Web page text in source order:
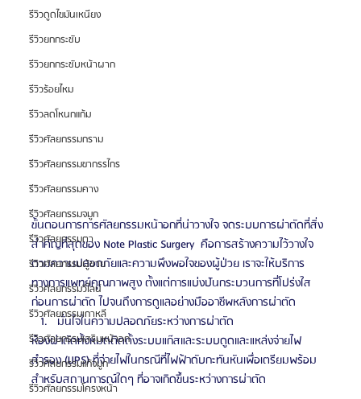
รีวิวดูดไขมันเหนียง
รีวิวยกกระชับ
รีวิวยกกระชับหน้าผาก
รีวิวร้อยไหม
รีวิวลดโหนกแก้ม
รีวิวศัลยกรรมกราม
รีวิวศัลยกรรมขากรรไกร
รีวิวศัลยกรรมคาง
รีวิวศัลยกรรมจมูก
รีวิวศัลยกรรมตา
รีวิวศัลยกรรมผู้ชาย
รีวิวศัลยกรรมวีไลน์
รีวิวศัลยกรรมเกาหลี
รีวิวศัลยกรรมเสริมหน้าอก
รีวิวศัลยกรรมแก้จมูก
รีวิวศัลยกรรมโครงหน้า
ขั้นตอนการการศัลยกรรมหน้าอกที่น่าวางใจ จดระบบการผ่าตัดที่สิ่ง
สำคัญที่สุดของ Note Plastic Surgery  คือการสร้างความไว้วางใจ
ตามความปลอดภัยและความพึงพอใจของผู้ป่วย เราจะให้บริการ
ทางการแพทย์คุณภาพสูง ตั้งแต่การแบ่งปันกระบวนการที่โปร่งใส
ก่อนการผ่าตัด ไปจนถึงการดูแลอย่างมืออาชีพหลังการผ่าตัด
มั่นใจในความปลอดภัยระหว่างการผ่าตัด
ห้องผ่าตัดทั้งหมดติดตั้งระบบแก๊สและระบบดูดและแหล่งจ่ายไฟ
สำรอง (UPS) ที่จ่ายไฟในกรณีที่ไฟฟ้าดับกะทันหันเพื่อเตรียมพร้อม
สำหรับสถานการณ์ใดๆ ที่อาจเกิดขึ้นระหว่างการผ่าตัด